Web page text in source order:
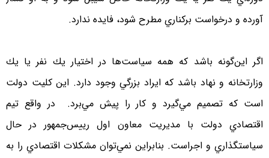
آورده و درخواست بركناري مطرح شود، فايده ندارد.
اگر اين‌گونه باشد كه همه سياست‌ها در اختيار يك نفر يا يك
وزارتخانه و نهاد باشد كه ايراد بزرگي وجود دارد. اين كليت دولت
است كه تصميم مي‌گيرد و كار را پيش مي‌برد. در واقع تيم
اقتصادي دولت با مديريت معاون اول رييس‌جمهور در حال
سياستگذاري و اجراست. بنابراين نمي‌توان مشكلات اقتصادي را به